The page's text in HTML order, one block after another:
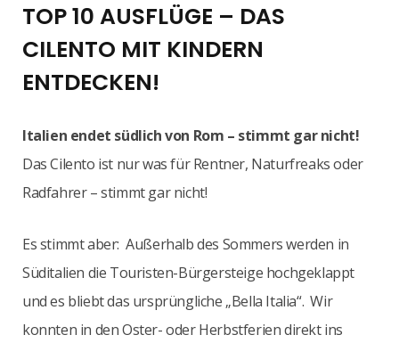
TOP 10 AUSFLÜGE – DAS
CILENTO MIT KINDERN
ENTDECKEN!
Italien endet südlich von Rom – stimmt gar nicht!
Das Cilento ist nur was für Rentner, Naturfreaks oder
Radfahrer – stimmt gar nicht!
Es stimmt aber: Außerhalb des Sommers werden in
Süditalien die Touristen-Bürgersteige hochgeklappt
und es bliebt das ursprüngliche „Bella Italia“. Wir
konnten in den Oster- oder Herbstferien direkt ins